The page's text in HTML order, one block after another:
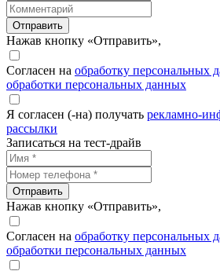
Отправить
Нажав кнопку «Отправить»,
Согласен на обработку персональных
обработки персональных данных
Я согласен (-на) получать рекламно-
рассылки
Записаться на тест-драйв
Отправить
Нажав кнопку «Отправить»,
Согласен на обработку персональных
обработки персональных данных